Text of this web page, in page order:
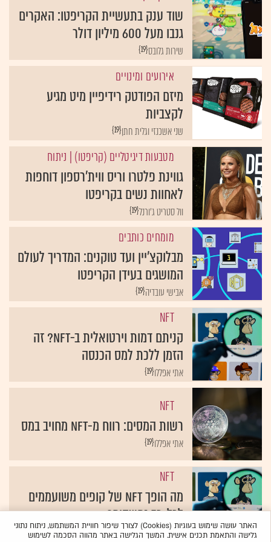
שוד ענק בתעשיית הקריפטו: האקרים
גנבו מעל 600 מיליון דולר
{19}שירות גלובס
אירועים ומינויים
מיזם הפודטק רידיפיין מיט מגיע
לקצביות
{19}שני אשכנזי וגלית חתן
מטבעות דיגיטליים (קריפטו) | ניתוח
גווינת פלטרו וריס ווית'רספון דוחפות
לאחוות נשים בקריפטו
{19}וול סטריט ג'ורנל
מומחים כותבים
מבלוקצ'יין ועד טוקנים: המדריך לעולם
המושגים בעידן הקריפטו
{19}אבישי עובדיה
NFT
קניתם דמות וירטואלית ב-NFT? זה
הזמן ללכת למס הכנסה
{19}אתי אפללו
NFT
רשות המסים: רווח מ-NFT מחויב במס
{19}אתי אפללו
NFT
מה הופך NFT של קופים משועממים
לכל-כך נחשקים?
{19}וול סטריט ג'ורנלהאתר עושה שימוש בעוגיות (Cookies) לצורך שיפור חוויית המשתמש, ניתוח נתוני
גלישה והתאמת תכנים אישית. המשך הגלישה באתר מהווה הסכמה לשימוש